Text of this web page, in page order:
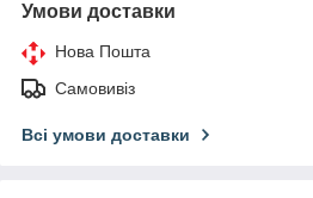
Умови доставки
Нова Пошта
Самовивіз
Всі умови доставки